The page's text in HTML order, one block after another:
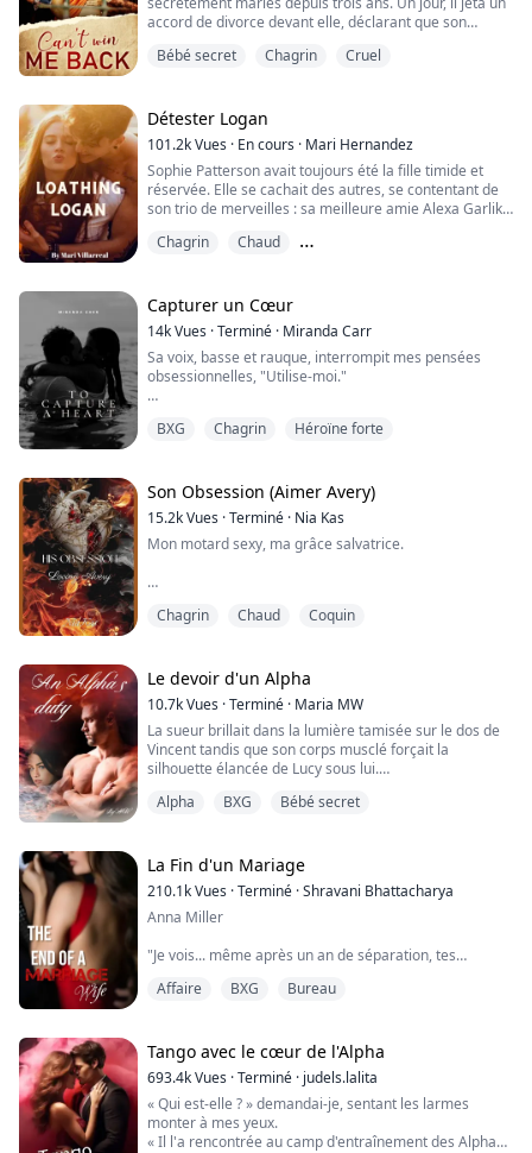
accord de divorce devant elle, déclarant que son
la place. Aurelia le signa le cœur lourd.
accident de voiture, et les jumeaux dans son ventre
cessèrent d'avoir des battements de cœur.
...
Bébé secret Chagrin Cruel
Détester Logan
101.2kVues · En cours · Mari Hernandez
Sophie Patterson avait toujours été la fille timide et
réservée. Elle se cachait des autres, se contentant de
son trio de merveilles : sa meilleure amie Alexa Garlik
quand il s'agissait de la plus grande douleur de Sophie
et du farceur le plus impitoyable, Logan Spencer.
Il é...
Chagrin
Chaud
Capturer un Cœur
14kVues ·Terminé · Miranda Carr
Sa voix, basse et rauque, interrompit mes pensées
obsessionnelles, "Utilise-moi."
ma poitrine. Je me tournai vers lui avec un ricanement
ce qu'il disait était une plaisanterie.
Mais la noirceur dans ses yeux et la lourdeur de so...
BXG Chagrin Héroïne forte
Son Obsession (Aimer Avery)
15.2kVues ·Terminé · Nia Kas
Mon motard sexy, ma grâce salvatrice.
Tout cela change à cause d'une seule personne. Je ne
unique milliardaire Jake Woods, pour qui toutes les
femmes de Ryedale avaient un faible - un homme que
personne n'avait jamais vu.
Il a apporté...
Chagrin Chaud Coquin
Le devoir d'un Alpha
10.7kVues ·Terminé · Maria MW
La sueur brillait dans la lumière tamisée sur le dos de
Vincent tandis que son corps musclé forçait la
silhouette élancée de Lucy sous lui.
Lucy avait déjà atteint l'orgasme deux fois. Vincent se
Leurs gémissements étaient encore plus forts, tout
comme le bruit de leurs corps se rencontrant à chaque
coup de rein, quand e...
Alpha BXG Bébé secret
La Fin d'un Mariage
210.1kVues ·Terminé ·Shravani Bhattacharya
Anna Miller
"Je vois... même après un an de séparation, tes
mou..." Il la regardait avec une légère pointe
taureau en colère. Elle se sentait furieuse. 'À quel point
un homme peut-il être arrogant ? Il y a un an, elle avait
à peine échappé à la cellule où il l'avait enfermée -
dans son ...
Affaire BXG Bureau
Tango avec le cœur de l'Alpha
693.4kVues ·Terminé · judels.lalita
« Qui est-elle ? » demandai-je, sentant les larmes
monter à mes yeux.
« Il l'a rencontrée au camp d'entraînement des Alphas,